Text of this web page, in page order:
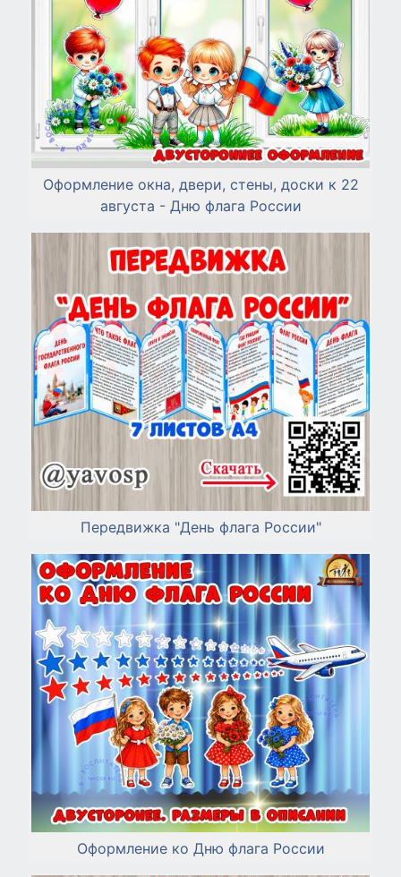
Оформление окна, двери, стены, доски к 22
августа - Дню флага России
Передвижка "День флага России"
Оформление ко Дню флага России